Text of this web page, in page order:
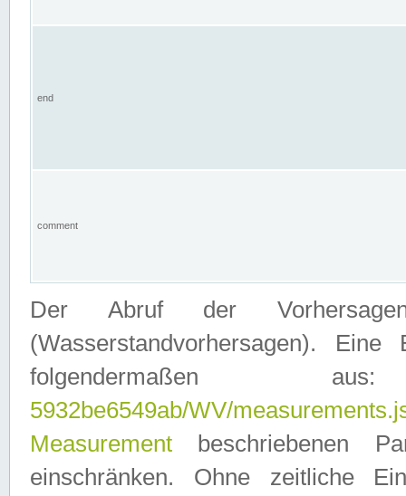
end
comment
Der Abruf der
(Wasserstandvorhersagen).
folgendermaßen
5932be6549ab/WV/
Measurement beschriebenen
einschränken. Ohne zeitliche